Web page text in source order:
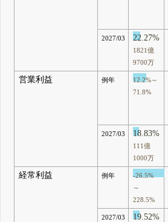
2027/03 22.27%
1821億
9700万
営業利益 例年
12.2%～
71.8%
2027/03 18.83%
111億
1000万
経常利益 例年
-26.5%
～
228.5%
2027/03 19.52%